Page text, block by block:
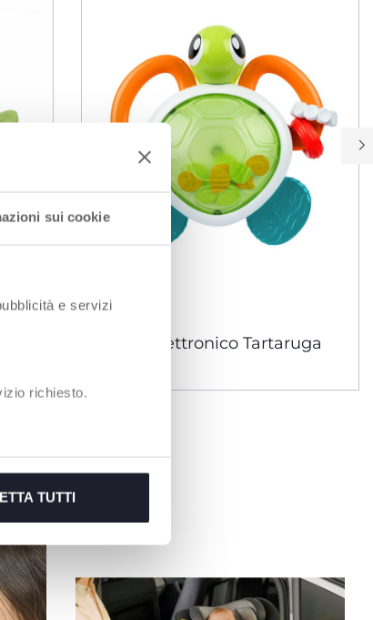
sui cookie
e servizi
richiesto.
TUTTI
Trillino elettronico Tartaruga